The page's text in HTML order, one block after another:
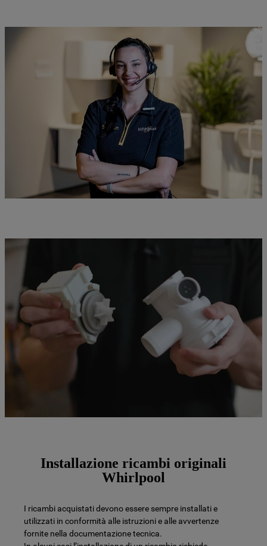
Installazione ricambi originali
Whirlpool
I ricambi acquistati devono essere sempre installati e
utilizzati in conformità alle istruzioni e alle avvertenze
fornite nella documentazione tecnica.